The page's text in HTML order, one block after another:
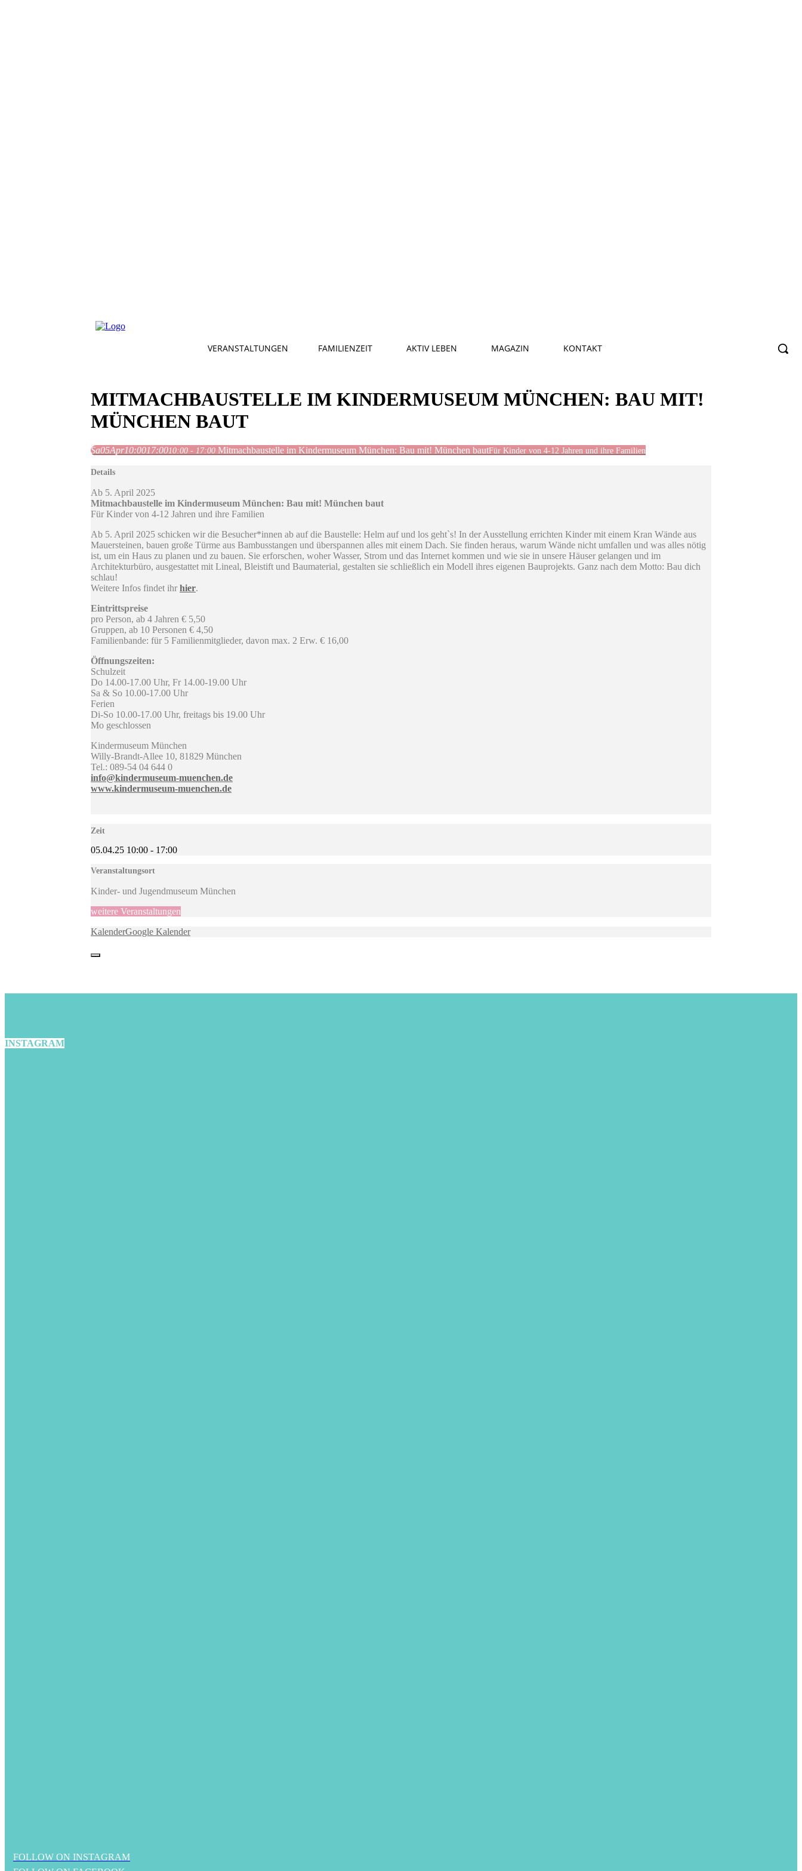
VERANSTALTUNGEN FAMILIENZEIT AKTIV LEBEN MAGAZIN KONTAKT
MITMACHBAUSTELLE IM KINDERMUSEUM MÜNCHEN: BAU MIT!
MÜNCHEN BAUT
Sa05Apr10:0017:0010:00 - 17:00 Mitmachbaustelle im Kindermuseum München: Bau mit! München bautFür Kinder von 4-12 Jahren und ihre Familien
Details
Ab 5. April 2025
Mitmachbaustelle im Kindermuseum München: Bau mit! München baut
Für Kinder von 4-12 Jahren und ihre Familien
Ab 5. April 2025 schicken wir die Besucher*innen ab auf die Baustelle: Helm auf und los geht`s! In der Ausstellung errichten Kinder mit einem Kran Wände aus
Mauersteinen, bauen große Türme aus Bambusstangen und überspannen alles mit einem Dach. Sie finden heraus, warum Wände nicht umfallen und was alles nötig
ist, um ein Haus zu planen und zu bauen. Sie erforschen, woher Wasser, Strom und das Internet kommen und wie sie in unsere Häuser gelangen und im
Architekturbüro, ausgestattet mit Lineal, Bleistift und Baumaterial, gestalten sie schließlich ein Modell ihres eigenen Bauprojekts. Ganz nach dem Motto: Bau dich
schlau!
Weitere Infos findet ihr hier.
Eintrittspreise
pro Person, ab 4 Jahren € 5,50
Gruppen, ab 10 Personen € 4,50
Familienbande: für 5 Familienmitglieder, davon max. 2 Erw. € 16,00
Öffnungszeiten:
Schulzeit
Do 14.00-17.00 Uhr, Fr 14.00-19.00 Uhr
Sa & So 10.00-17.00 Uhr
Ferien
Di-So 10.00-17.00 Uhr, freitags bis 19.00 Uhr
Mo geschlossen
Kindermuseum München
Willy-Brandt-Allee 10, 81829 München
Tel.: 089-54 04 644 0
info@kindermuseum-muenchen.de
www.kindermuseum-muenchen.de
Zeit
05.04.25 10:00 - 17:00
Veranstaltungsort
Kinder- und Jugendmuseum München
weitere Veranstaltungen
KalenderGoogle Kalender
INSTAGRAM
FOLLOW ON INSTAGRAM